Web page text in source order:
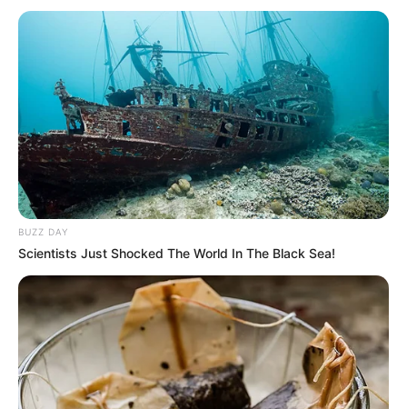
BUZZ DAY
Scientists Just Shocked The World In The Black Sea!